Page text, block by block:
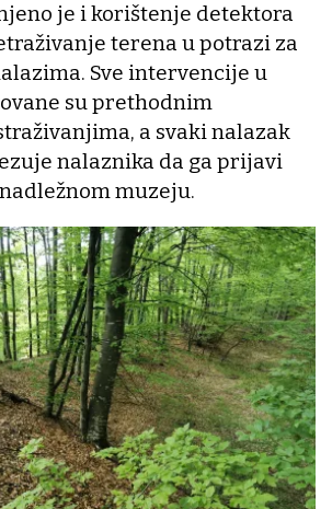
je i korištenje detektora
terena u potrazi za
Sve intervencije u
su prethodnim
a svaki nalazak
nalaznika da ga prijavi
muzeju.